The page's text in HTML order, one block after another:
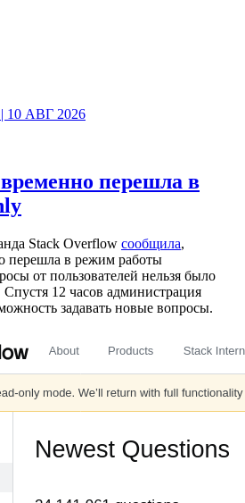
АВГ 2026
перешла в
Stack Overflow сообщила,
перешла в режим работы
от пользователей нельзя было
Спустя 12 часов администрация
задавать новые вопросы.